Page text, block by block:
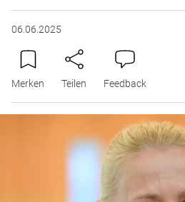
06.06.2025
Merken Teilen Feedback